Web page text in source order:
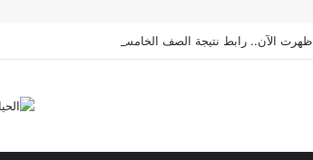
ظهرت الآن.. رابط نتيجة الصف الخامس الابتدائي بالقاهرة 2026 بالرقم القومي